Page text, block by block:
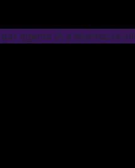
agents IA à Mantes-la-